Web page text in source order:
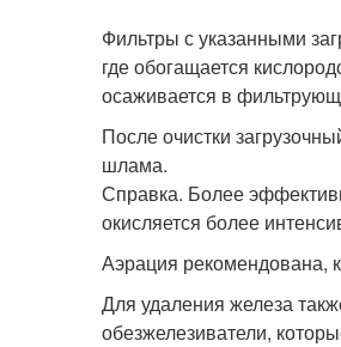
Фильтры с указанными
где обогащается
осаживается в
После очистки
шлама.
Справка. Более
окисляется более
Аэрация рекомендована,
Для удаления железа
обезжелезиватели,